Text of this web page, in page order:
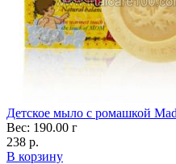
Детское мыло c ромашкой
Вес: 190.00 г
238 р.
В корзину